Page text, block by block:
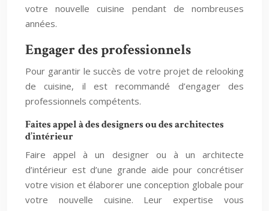
votre nouvelle cuisine pendant de nombreuses
années.
Engager des professionnels
Pour garantir le succès de votre projet de relooking
de cuisine, il est recommandé d’engager des
professionnels compétents.
Faites appel à des designers ou des architectes
d’intérieur
Faire appel à un designer ou à un architecte
d’intérieur est d’une grande aide pour concrétiser
votre vision et élaborer une conception globale pour
votre nouvelle cuisine. Leur expertise vous